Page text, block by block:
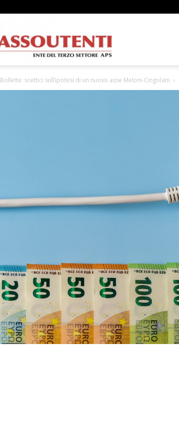
Nazionale
–
Bollette: scettici sull’ipotesi di un nuovo asse Meloni-Cingolani